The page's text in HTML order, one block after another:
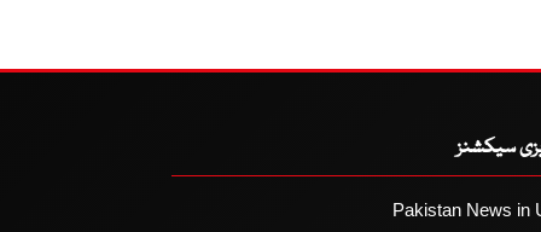
سیکشنز
Pakistan News in